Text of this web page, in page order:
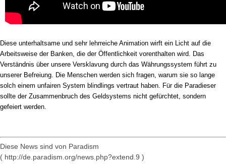
Diese unterhaltsame und sehr lehrreiche Animation wirft ein Licht auf die
Arbeitsweise der Banken, die der Öffentlichkeit vorenthalten wird. Das
Verständnis über unsere Versklavung durch das Währungssystem führt zu
unserer Befreiung. Die Menschen werden sich fragen, warum sie so lange
solch einem unfairen System blindlings vertraut haben. Für die Paradieser
sollte der Zusammenbruch des Geldsystems nicht gefürchtet, sondern
gefeiert werden.
Diese News sind von Paradism
( http://de.paradism.org/news.php?extend.9 )